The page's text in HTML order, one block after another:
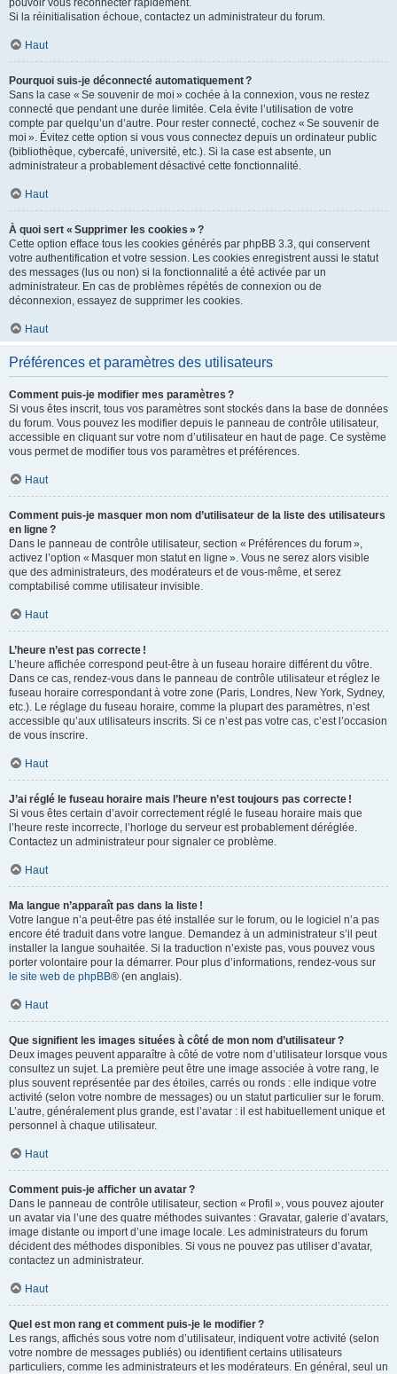
pouvoir vous reconnecter rapidement.
Si la réinitialisation échoue, contactez un administrateur du forum.
Haut
Pourquoi suis-je déconnecté automatiquement ?
Sans la case « Se souvenir de moi » cochée à la connexion, vous ne restez
connecté que pendant une durée limitée. Cela évite l’utilisation de votre
compte par quelqu’un d’autre. Pour rester connecté, cochez « Se souvenir de
moi ». Évitez cette option si vous vous connectez depuis un ordinateur public
(bibliothèque, cybercafé, université, etc.). Si la case est absente, un
administrateur a probablement désactivé cette fonctionnalité.
Haut
À quoi sert « Supprimer les cookies » ?
Cette option efface tous les cookies générés par phpBB 3.3, qui conservent
votre authentification et votre session. Les cookies enregistrent aussi le statut
des messages (lus ou non) si la fonctionnalité a été activée par un
administrateur. En cas de problèmes répétés de connexion ou de
déconnexion, essayez de supprimer les cookies.
Haut
Préférences et paramètres des utilisateurs
Comment puis-je modifier mes paramètres ?
Si vous êtes inscrit, tous vos paramètres sont stockés dans la base de données
du forum. Vous pouvez les modifier depuis le panneau de contrôle utilisateur,
accessible en cliquant sur votre nom d’utilisateur en haut de page. Ce système
vous permet de modifier tous vos paramètres et préférences.
Haut
Comment puis-je masquer mon nom d’utilisateur de la liste des utilisateurs
en ligne ?
Dans le panneau de contrôle utilisateur, section « Préférences du forum »,
activez l’option « Masquer mon statut en ligne ». Vous ne serez alors visible
que des administrateurs, des modérateurs et de vous-même, et serez
comptabilisé comme utilisateur invisible.
Haut
L’heure n’est pas correcte !
L’heure affichée correspond peut-être à un fuseau horaire différent du vôtre.
Dans ce cas, rendez-vous dans le panneau de contrôle utilisateur et réglez le
fuseau horaire correspondant à votre zone (Paris, Londres, New York, Sydney,
etc.). Le réglage du fuseau horaire, comme la plupart des paramètres, n’est
accessible qu’aux utilisateurs inscrits. Si ce n’est pas votre cas, c’est l’occasion
de vous inscrire.
Haut
J’ai réglé le fuseau horaire mais l’heure n’est toujours pas correcte !
Si vous êtes certain d’avoir correctement réglé le fuseau horaire mais que
l’heure reste incorrecte, l’horloge du serveur est probablement déréglée.
Contactez un administrateur pour signaler ce problème.
Haut
Ma langue n’apparaît pas dans la liste !
Votre langue n’a peut-être pas été installée sur le forum, ou le logiciel n’a pas
encore été traduit dans votre langue. Demandez à un administrateur s’il peut
installer la langue souhaitée. Si la traduction n’existe pas, vous pouvez vous
porter volontaire pour la démarrer. Pour plus d’informations, rendez-vous sur
le site web de phpBB® (en anglais).
Haut
Que signifient les images situées à côté de mon nom d’utilisateur ?
Deux images peuvent apparaître à côté de votre nom d’utilisateur lorsque vous
consultez un sujet. La première peut être une image associée à votre rang, le
plus souvent représentée par des étoiles, carrés ou ronds : elle indique votre
activité (selon votre nombre de messages) ou un statut particulier sur le forum.
L’autre, généralement plus grande, est l’avatar : il est habituellement unique et
personnel à chaque utilisateur.
Haut
Comment puis-je afficher un avatar ?
Dans le panneau de contrôle utilisateur, section « Profil », vous pouvez ajouter
un avatar via l’une des quatre méthodes suivantes : Gravatar, galerie d’avatars,
image distante ou import d’une image locale. Les administrateurs du forum
décident des méthodes disponibles. Si vous ne pouvez pas utiliser d’avatar,
contactez un administrateur.
Haut
Quel est mon rang et comment puis-je le modifier ?
Les rangs, affichés sous votre nom d’utilisateur, indiquent votre activité (selon
votre nombre de messages publiés) ou identifient certains utilisateurs
particuliers, comme les administrateurs et les modérateurs. En général, seul un